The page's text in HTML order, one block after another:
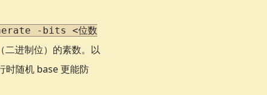
-bits <位数
进制位）的素数。以
时随机 base 更能防